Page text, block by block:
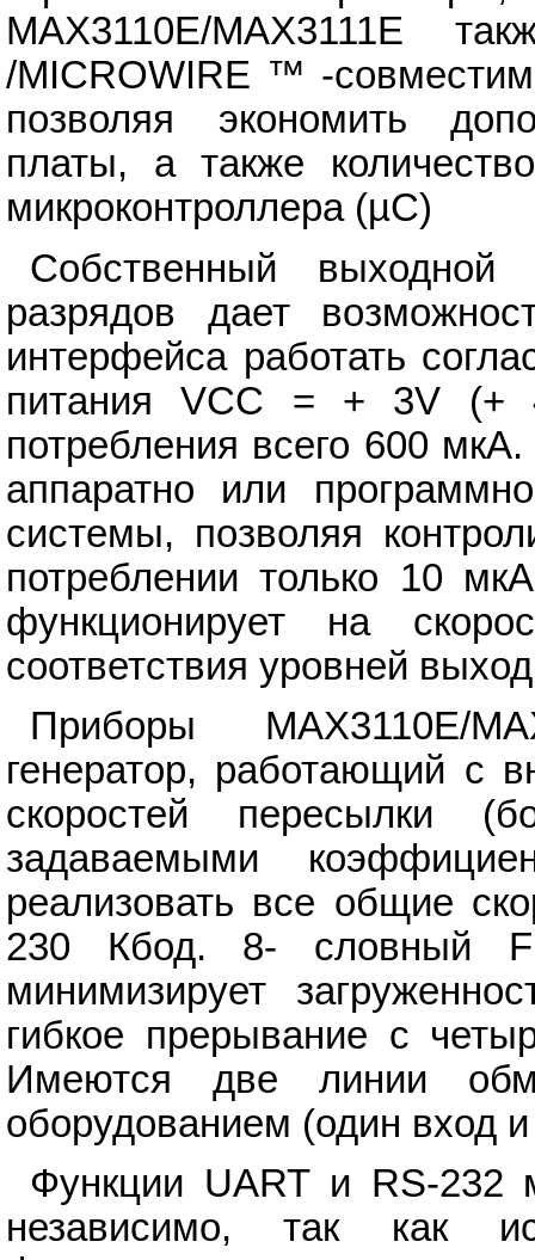
MAX3110E/
/MICROWIRE ™ -
позволяя экономить
платы, а также
микроконтроллера (µC)
Собственный
разрядов дает
интерфейса работать
питания VCC = + 3V (+
потребления всего 600
аппаратно или
системы, позволяя
потреблении только 10
функционирует на
соответствия уровней
Приборы MAX3110E/
генератор, работающий с
скоростей пересылки
задаваемыми
реализовать все общие
230 Кбод. 8- словный
минимизирует
гибкое прерывание с
Имеются две линии
оборудованием (один вход
Функции UART и RS-232
независимо, так как